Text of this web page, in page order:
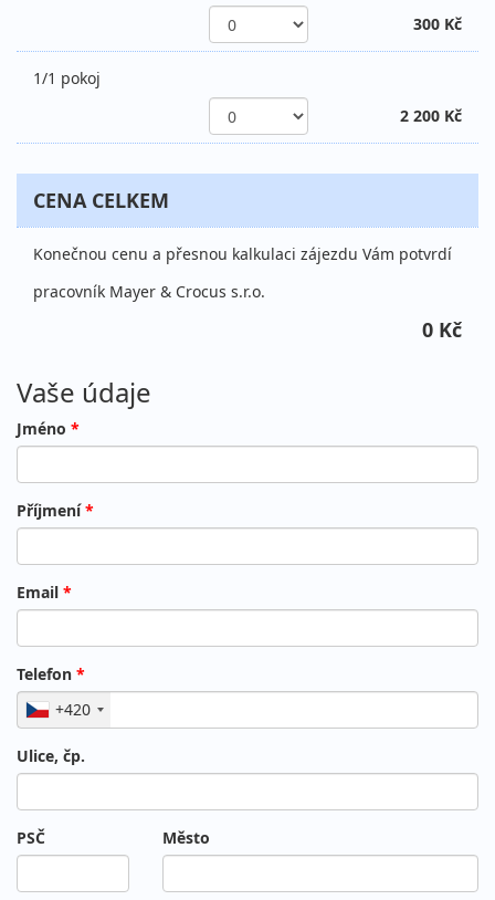
300 Kč
1/1 pokoj
2 200 Kč
CENA CELKEM
Konečnou cenu a přesnou kalkulaci zájezdu Vám potvrdí
pracovník Mayer & Crocus s.r.o.
0 Kč
Vaše údaje
Jméno *
Příjmení*
Email *
Telefon *
+420
Ulice, čp.
PSČ Město